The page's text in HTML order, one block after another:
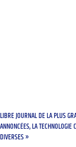
LIBRE JOURNAL DE LA PLUS
ANNONCÉES, LA
DIVERSES »